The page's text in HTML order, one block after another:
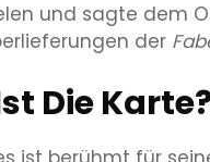
und sagte dem
der
Die